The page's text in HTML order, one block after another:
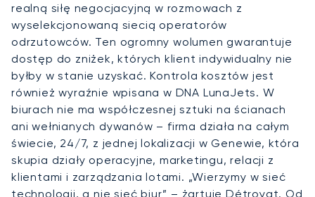
realną siłę negocjacyjną w rozmowach z
wyselekcjonowaną siecią operatorów
odrzutowców. Ten ogromny wolumen gwarantuje
dostęp do zniżek, których klient indywidualny nie
byłby w stanie uzyskać. Kontrola kosztów jest
również wyraźnie wpisana w DNA LunaJets. W
biurach nie ma współczesnej sztuki na ścianach
ani wełnianych dywanów – firma działa na całym
świecie, 24/7, z jednej lokalizacji w Genewie, która
skupia działy operacyjne, marketingu, relacji z
klientami i zarządzania lotami. „Wierzymy w sieć
technologii, a nie sieć biur” – żartuje Détroyat. Od